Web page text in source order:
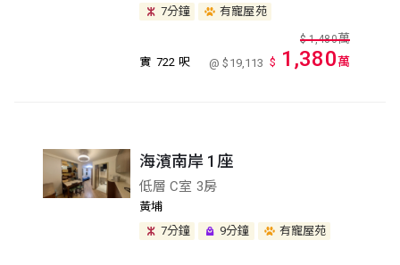
7分鐘
有寵屋苑
實 722 呎 @ $19,113
$ 1,480萬
$ 1,380萬
海濱南岸 1座
低層 C室 3房
黃埔
7分鐘
9分鐘 有寵屋苑